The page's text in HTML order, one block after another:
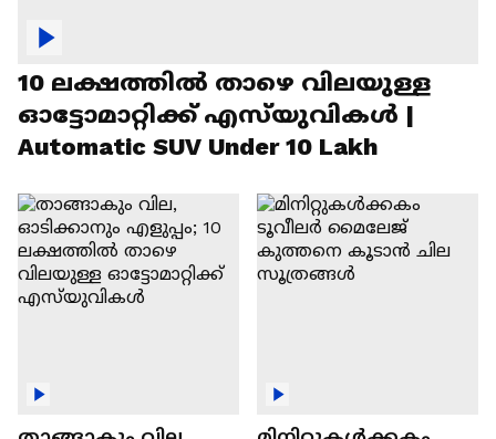
10 ലക്ഷത്തിൽ താഴെ വിലയുള്ള
ഓട്ടോമാറ്റിക്ക് എസ്‍യുവികൾ |
Automatic SUV Under 10 Lakh